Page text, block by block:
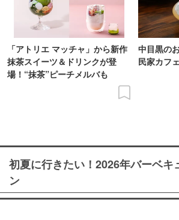
「アトリエ マッチャ」から新作
抹茶スイーツ＆ドリンクが登
場！“抹茶”ピーチメルバも
中目黒の
民家カフ
初夏に行きたい！2026年バーベキ
ン